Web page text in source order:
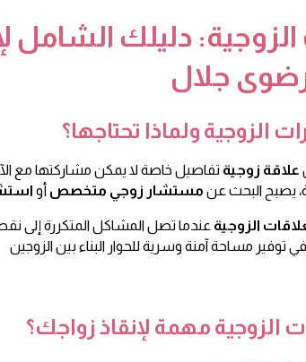
دليلك الشامل
جلال
الزوجية ولماذا تحتاجها؟
علاقة زوجية تفاصيل خاصة لا يمكن مشاركتها مع
يصبح البحث عن مستشار زوجي متخصص أو
الزوجية عندما تصل المشاكل المتكررة إلى
مساحة آمنة وسرية للحوار البناء بين الزوجين
الزوجية مهمة لإنقاذ زواجك؟